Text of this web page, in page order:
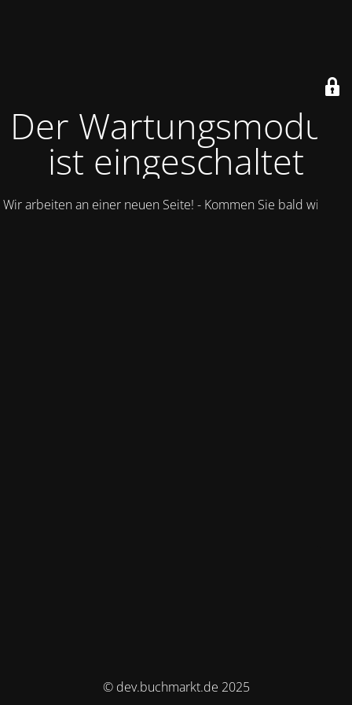
Der Wartungsmodus
ist eingeschaltet
Wir arbeiten an einer neuen Seite! - Kommen Sie bald wieder.
© dev.buchmarkt.de 2025